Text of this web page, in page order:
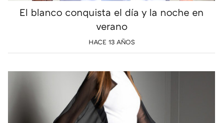
El blanco conquista el día y la noche en
verano
HACE 13 AÑOS